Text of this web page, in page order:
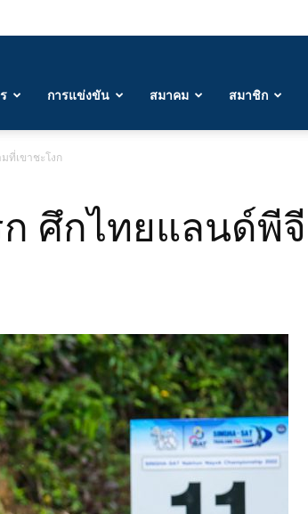
การแข่งขัน สมาคม สมาชิก
ที่เขาชะโงก
ก ศึกไทยแลนด์พี